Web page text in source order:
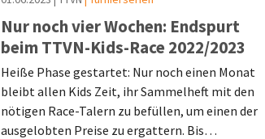
Nur noch vier Wochen: Endspurt
beim TTVN-Kids-Race 2022/2023
Heiße Phase gestartet: Nur noch einen Monat
bleibt allen Kids Zeit, ihr Sammelheft mit den
nötigen Race-Talern zu befüllen, um einen der
ausgelobten Preise zu ergattern. Bis…